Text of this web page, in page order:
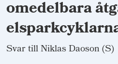
omedelbara
Svar till Niklas Daoson (S)